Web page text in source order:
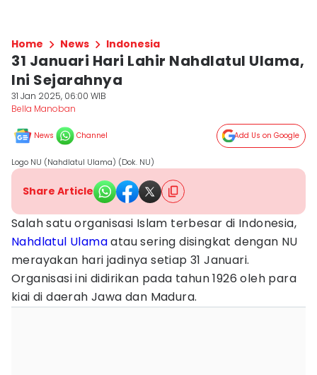
Home News Indonesia
31 Januari Hari Lahir Nahdlatul Ulama,
Ini Sejarahnya
31 Jan 2025, 06:00 WIB
Bella Manoban
News Channel Add Us on Google
Logo NU (Nahdlatul Ulama) (Dok. NU)
Share Article
Salah satu organisasi Islam terbesar di Indonesia,
Nahdlatul Ulamaatau sering disingkat dengan NU
merayakan hari jadinya setiap 31 Januari.
Organisasi ini didirikan pada tahun 1926 oleh para
kiai di daerah Jawa dan Madura.